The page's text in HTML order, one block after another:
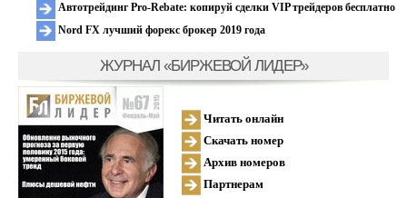
Автотрейдинг Pro-Rebate: копируй сделки VIP трейдеров бесплатно
Nord FX лучший форекс брокер 2019 года
ЖУРНАЛ «БИРЖЕВОЙ ЛИДЕР»
Читать онлайн
Скачать номер
Архив номеров
Партнерам